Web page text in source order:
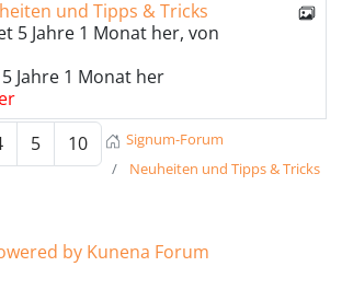
und Tipps & Tricks
5 Jahre 1 Monat her, von
5 Jahre 1 Monat her
5 10
Signum-Forum
Neuheiten und Tipps & Tricks
by Kunena Forum